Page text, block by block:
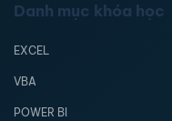
Danh mục khóa học
EXCEL
VBA
POWER BI